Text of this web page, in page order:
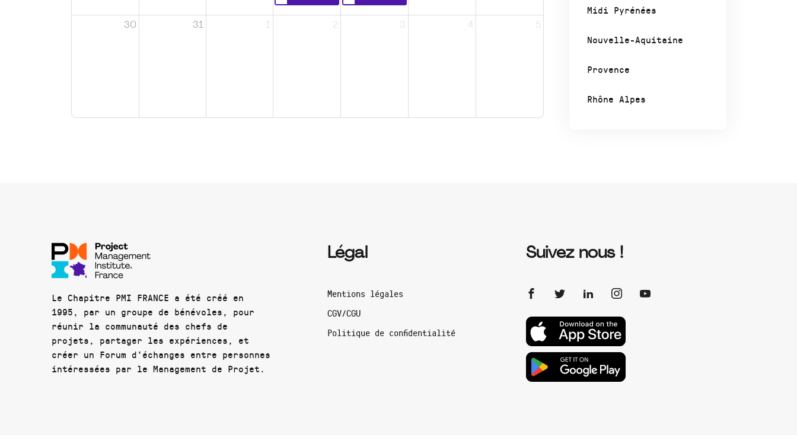
Midi Pyrénées
Nouvelle-Aquitaine
Provence
Rhône Alpes
30 31 1 2 3 4 5
Le Chapitre PMI FRANCE a été créé en
1995, par un groupe de bénévoles, pour
réunir la communauté des chefs de
projets, partager les expériences, et
créer un Forum d'échanges entre personnes
intéressées par le Management de Projet.
Légal
Mentions légales
CGV/CGU
Politique de confidentialité
Suivez nous !